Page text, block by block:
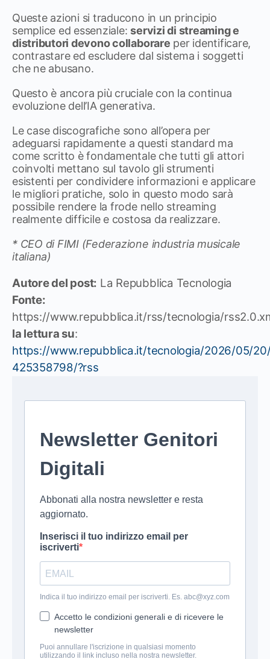
Queste azioni si traducono in un principio
semplice ed essenziale:servizi di streaming e
distributori devono collaborare per identificare,
contrastare ed escludere dal sistema i soggetti
che ne abusano.
Questo è ancora più cruciale con la continua
evoluzione dell’IA generativa.
Le case discografiche sono all’opera per
adeguarsi rapidamente a questi standard ma
come scritto è fondamentale che tutti gli attori
coinvolti mettano sul tavolo gli strumenti
esistenti per condividere informazioni e applicare
le migliori pratiche, solo in questo modo sarà
possibile rendere la frode nello streaming
realmente difficile e costosa da realizzare.
* CEO di FIMI (Federazione industria musicale
italiana)
Autore del post: La Repubblica Tecnologia
Fonte:
https://www.repubblica.it/rss/tecnologia/
la lettura su:
https://www.repubblica.it/tecnologia/2026/05/20/
425358798/?rss